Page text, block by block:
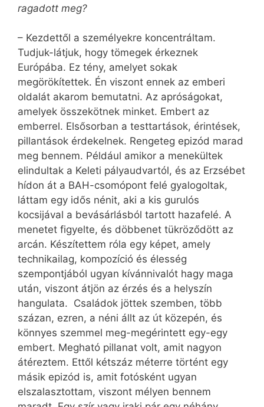
ragadott meg?
– Kezdettől a személyekre koncentráltam.
Tudjuk-látjuk, hogy tömegek érkeznek
Európába. Ez tény, amelyet sokak
megörökítettek. Én viszont ennek az emberi
oldalát akarom bemutatni. Az apróságokat,
amelyek összekötnek minket. Embert az
emberrel. Elsősorban a testtartások, érintések,
pillantások érdekelnek. Rengeteg epizód marad
meg bennem. Például amikor a menekültek
elindultak a Keleti pályaudvartól, és az Erzsébet
hídon át a BAH-csomópont felé gyalogoltak,
láttam egy idős nénit, aki a kis gurulós
kocsijával a bevásárlásból tartott hazafelé. A
menetet figyelte, és döbbenet tükröződött az
arcán. Készítettem róla egy képet, amely
technikailag, kompozíció és élesség
szempontjából ugyan kívánnivalót hagy maga
után, viszont átjön az érzés és a helyszín
hangulata. Családok jöttek szemben, több
százan, ezren, a néni állt az út közepén, és
könnyes szemmel meg-megérintett egy-egy
embert. Megható pillanat volt, amit nagyon
átéreztem. Ettől kétszáz méterre történt egy
másik epizód is, amit fotósként ugyan
elszalasztottam, viszont mélyen bennem